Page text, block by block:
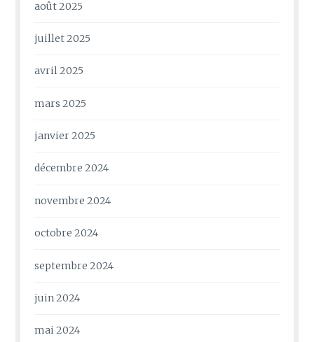
août 2025
juillet 2025
avril 2025
mars 2025
janvier 2025
décembre 2024
novembre 2024
octobre 2024
septembre 2024
juin 2024
mai 2024